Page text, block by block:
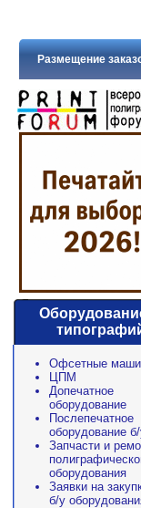
Размещение
Офсетные
ЦПМ
Допечатное
оборудование
Послепечатное
оборудование
Запчасти и
оборудования
Заявки на
б/у